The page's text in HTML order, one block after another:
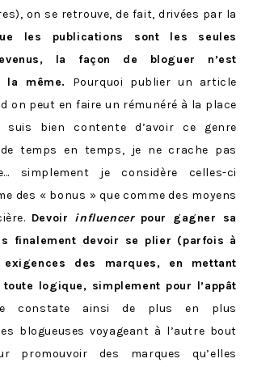
on se retrouve, de fait, drivées par la
les publications sont les seules
la façon de bloguer n’est
la même.
Pourquoi publier un article
on peut en faire un rémunéré à la place
suis bien contente d’avoir ce genre
temps en temps, je ne crache pas
simplement je considère celles-ci
des « bonus » que comme des moyens
Devoir influencerpour gagner sa
finalement devoir se plier (parfois à
des marques, en mettant
logique, simplement pour l’appât
constate ainsi de plus en plus
blogueuses voyageant à l’autre bout
promouvoir des marques qu’elles